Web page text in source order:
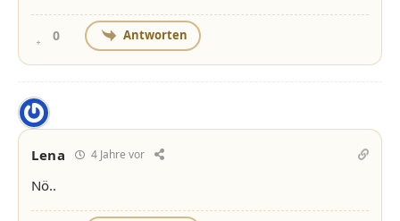
0 Antworten
Lena 4 Jahre vor
Nö..